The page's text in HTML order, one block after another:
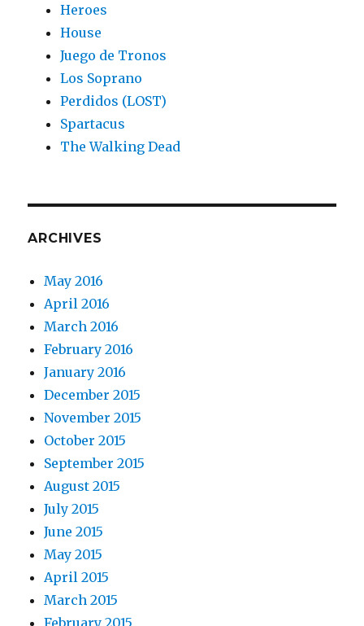
Heroes
House
Juego de Tronos
Los Soprano
Perdidos (LOST)
Spartacus
The Walking Dead
ARCHIVES
May 2016
April 2016
March 2016
February 2016
January 2016
December 2015
November 2015
October 2015
September 2015
August 2015
July 2015
June 2015
May 2015
April 2015
March 2015
February 2015